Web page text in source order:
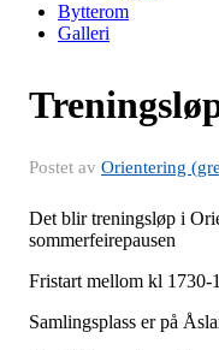
Bytterom
Galleri
Postet av Orientering
Det blir treningsløp i
sommerfeirepausen
Fristart mellom kl 1730-
Samlingsplass er på